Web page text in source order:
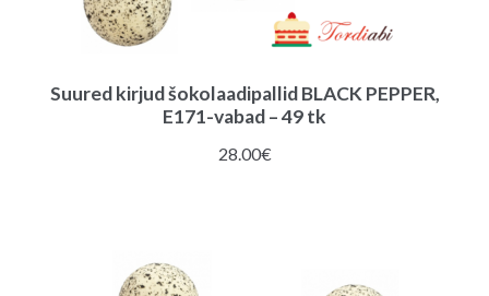
Suured kirjud šokolaadipallid BLACK PEPPER,
E171-vabad – 49 tk
28.00€